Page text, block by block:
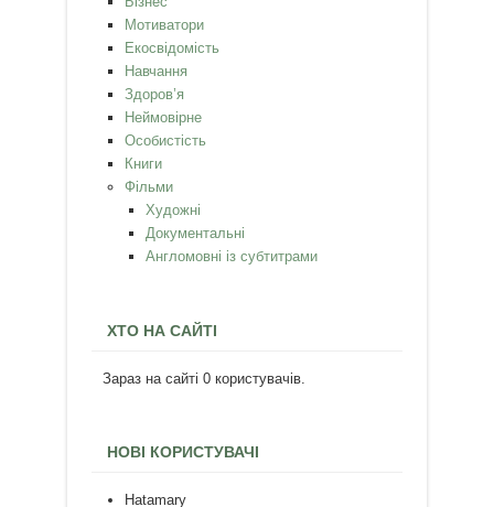
Мотиватори
Екосвідомість
Навчання
Здоров’я
Неймовірне
Особистість
Книги
Фільми
Художні
Документальні
Англомовні із субтитрами
ХТО НА САЙТІ
Зараз на сайті 0 користувачів.
НОВІ КОРИСТУВАЧІ
Hatamary